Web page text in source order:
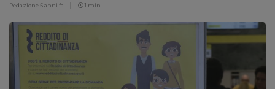
Redazione 5 anni fa 1 min